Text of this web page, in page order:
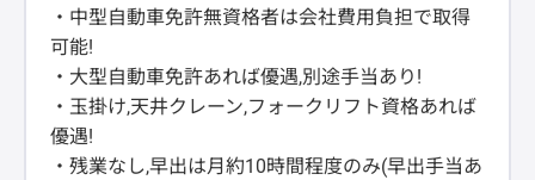
・中型自動車免許無資格者は会社費用負担で取得
可能!
・大型自動車免許あれば優遇,別途手当あり!
・玉掛け,天井クレーン,フォークリフト資格あれば
優遇!
・残業なし,早出は月約10時間程度のみ(早出手当あ